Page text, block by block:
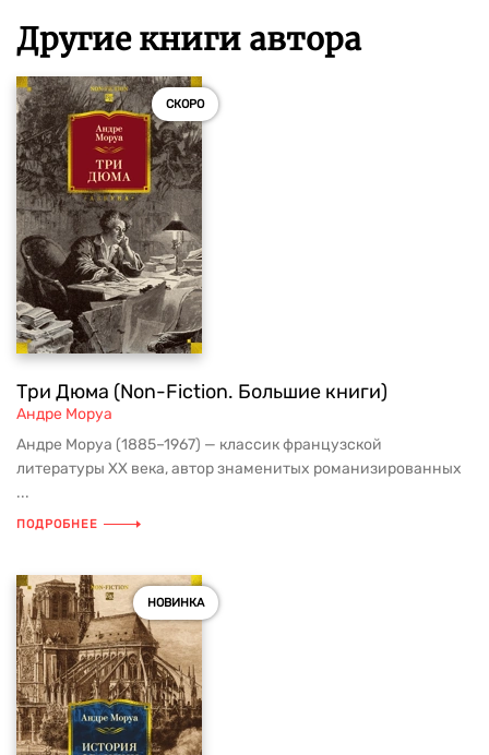
Другие книги автора
СКОРО
Три Дюма (Non-Fiction. Большие книги)
Андре Моруа
Андре Моруа (1885–1967) — классик французской
литературы XX века, автор знаменитых романизированных
...
ПОДРОБНЕЕ
НОВИНКА